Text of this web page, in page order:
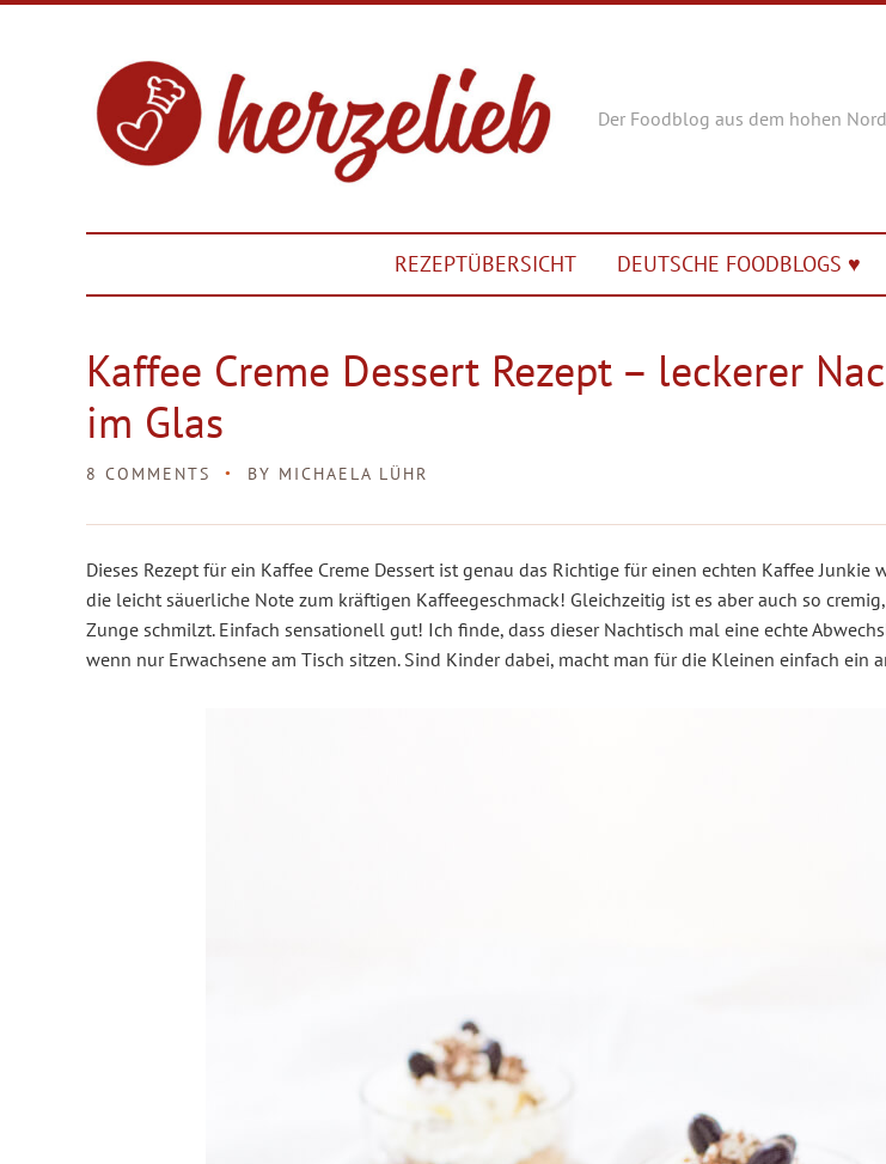
Der Foodblog aus dem hohen
REZEPTÜBERSICHT DEUTSCHE FOODBLOGS ♥︎
Kaffee Creme Dessert Rezept – leckerer
im Glas
8 COMMENTS BY MICHAELA LÜHR
Dieses Rezept für ein Kaffee Creme Dessert ist genau das Richtige für einen echten Kaffee Junkie
die leicht säuerliche Note zum kräftigen Kaffeegeschmack! Gleichzeitig ist es aber auch so
Zunge schmilzt. Einfach sensationell gut! Ich finde, dass dieser Nachtisch mal eine echte
wenn nur Erwachsene am Tisch sitzen. Sind Kinder dabei, macht man für die Kleinen einfach ein